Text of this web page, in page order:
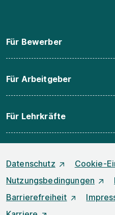
Für Bewerber
Für Arbeitgeber
Für Lehrkräfte
Datenschutz
Cookie-
Nutzungsbedingungen
Barrierefreiheit